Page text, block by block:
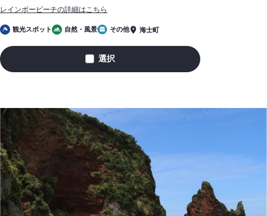
レインボービーチの詳細はこちら
観光スポット 自然・風景 その他 海士町
レ
ビ
ー
チ
選択